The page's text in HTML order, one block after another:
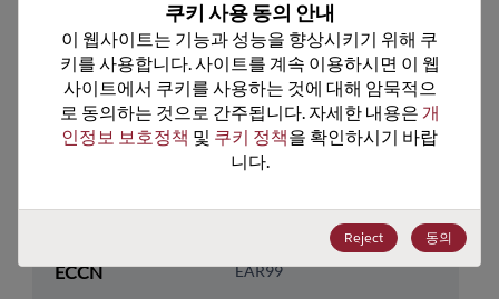
Tray
패키지 수량 108
기술 카테고리 Memory & Storage
기술 하위 카테고리 DRAM & SRAM
8542.32.0002
ECCN EAR99
쿠키 사용 동의 안내
이 웹사이트는 기능과 성능을 향상시키기 위해 쿠
키를 사용합니다. 사이트를 계속 이용하시면 이 웹
사이트에서 쿠키를 사용하는 것에 대해 암묵적으
로 동의하는 것으로 간주됩니다. 자세한 내용은 개
인정보 보호정책 및 쿠키 정책을 확인하시기 바랍
니다.
Reject 동의